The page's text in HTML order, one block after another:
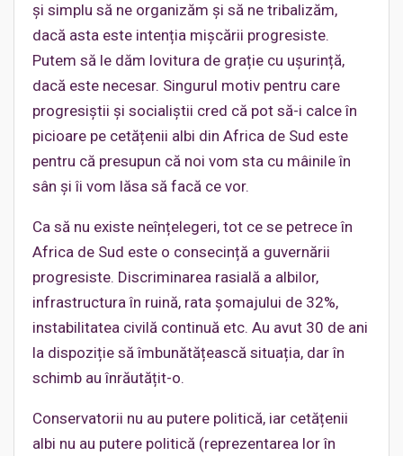
și simplu să ne organizăm și să ne tribalizăm,
dacă asta este intenția mișcării progresiste.
Putem să le dăm lovitura de grație cu ușurință,
dacă este necesar. Singurul motiv pentru care
progresiştii și socialiștii cred că pot să-i calce în
picioare pe cetățenii albi din Africa de Sud este
pentru că presupun că noi vom sta cu mâinile în
sân și îi vom lăsa să facă ce vor.
Ca să nu existe neînțelegeri, tot ce se petrece în
Africa de Sud este o consecință a guvernării
progresiste. Discriminarea rasială a albilor,
infrastructura în ruină, rata șomajului de 32%,
instabilitatea civilă continuă etc. Au avut 30 de ani
la dispoziție să îmbunătățească situația, dar în
schimb au înrăutățit-o.
Conservatorii nu au putere politică, iar cetățenii
albi nu au putere politică (reprezentarea lor în